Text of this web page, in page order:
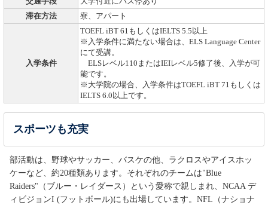
滞在方法
寮、アパート
入学条件
TOEFL iBT 61もしくはIELTS 5.5以上
※入学条件に満たない場合は、ELS Language Center
にて受講。
ELSレベル110またはIEIレベル5修了後、入学が可
能です。
※大学院の場合、入学条件はTOEFL iBT 71もしくは
IELTS 6.0以上です。
スポーツも充実
部活動は、野球やサッカー、バスケの他、ラクロスやアイスホッ
ケーなど、約20種類あります。それぞれのチームは"Blue
Raiders"（ブルー・レイダース）という愛称で親しまれ、NCAA デ
ィビジョンI (フットボール)にも出場しています。NFL（ナショナ